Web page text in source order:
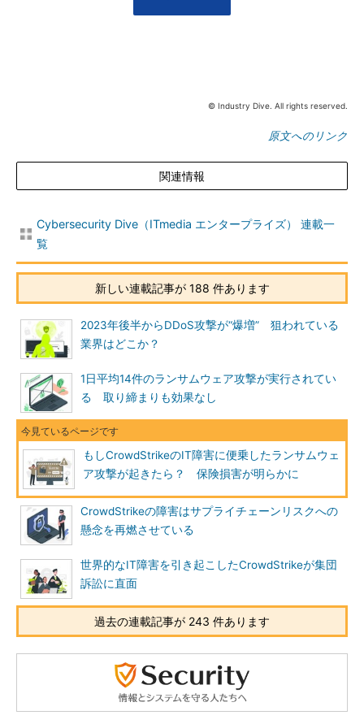
© Industry Dive. All rights reserved.
原文へのリンク
関連情報
Cybersecurity Dive（ITmedia エンタープライズ） 連載一
覧
新しい連載記事が 188 件あります
2023年後半からDDoS攻撃が“爆増” 狙われている
業界はどこか？
1日平均14件のランサムウェア攻撃が実行されてい
る 取り締まりも効果なし
もしCrowdStrikeのIT障害に便乗したランサムウェ
ア攻撃が起きたら？ 保険損害が明らかに
CrowdStrikeの障害はサプライチェーンリスクへの
懸念を再燃させている
世界的なIT障害を引き起こしたCrowdStrikeが集団
訴訟に直面
過去の連載記事が 243 件あります